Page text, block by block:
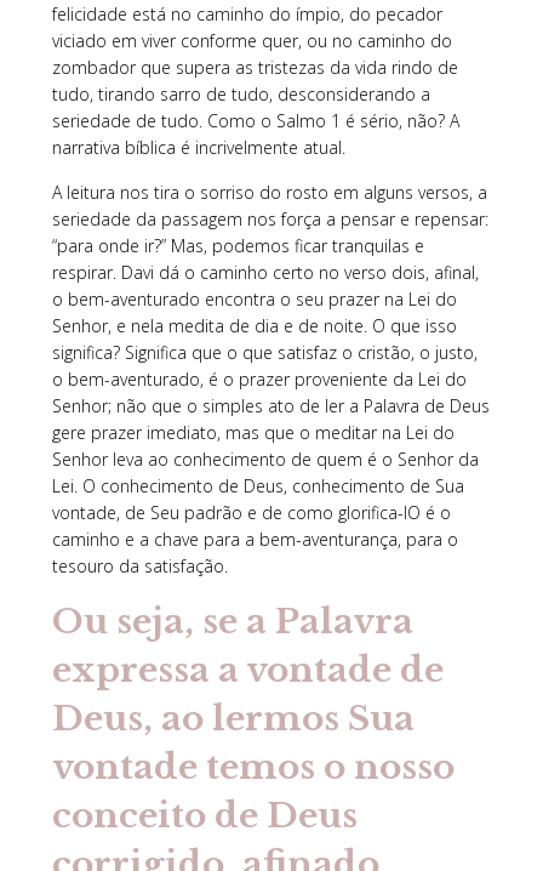
felicidade está no caminho do ímpio, do pecador
viciado em viver conforme quer, ou no caminho do
zombador que supera as tristezas da vida rindo de
tudo, tirando sarro de tudo, desconsiderando a
seriedade de tudo. Como o Salmo 1 é sério, não? A
narrativa bíblica é incrivelmente atual.
A leitura nos tira o sorriso do rosto em alguns versos, a
seriedade da passagem nos força a pensar e repensar:
“para onde ir?” Mas, podemos ficar tranquilas e
respirar. Davi dá o caminho certo no verso dois, afinal,
o bem-aventurado encontra o seu prazer na Lei do
Senhor, e nela medita de dia e de noite. O que isso
significa? Significa que o que satisfaz o cristão, o justo,
o bem-aventurado, é o prazer proveniente da Lei do
Senhor; não que o simples ato de ler a Palavra de Deus
gere prazer imediato, mas que o meditar na Lei do
Senhor leva ao conhecimento de quem é o Senhor da
Lei. O conhecimento de Deus, conhecimento de Sua
vontade, de Seu padrão e de como glorifica-lO é o
caminho e a chave para a bem-aventurança, para o
tesouro da satisfação.
Ou seja, se a Palavra
expressa a vontade de
Deus, ao lermos Sua
vontade temos o nosso
conceito de Deus